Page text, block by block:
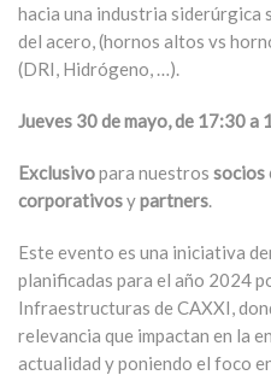
hacia una industria siderúrgica
del acero, (hornos altos vs
(DRI, Hidrógeno, …).
Jueves 30 de mayo, de 17:30 a
Exclusivopara nuestros socios
corporativosypartners.
Este evento es una iniciativa
planificadas para el año 2024
Infraestructuras de CAXXI,
relevancia que impactan en la
actualidad y poniendo el foco